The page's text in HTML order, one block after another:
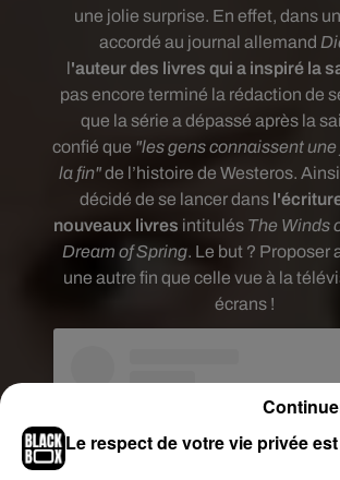
une jolie surprise. En effet, dans
accordé au journal allemand
l'auteur des livres qui a inspiré la
pas encore terminé la rédaction de
que la série a dépassé après la
confié que "les gens connaissent
la fin"de l’histoire de Westeros.
décidé de se lancer dans
nouveaux livres intitulés The Winds
Dream of Spring. Le but ? Proposer
une autre fin que celle vue à la
écrans !
Le respect de votre vie privée